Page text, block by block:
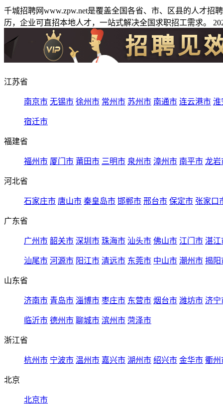
千城招聘网www.zpw.net是覆盖全国各省、市、区县的人才
历，企业可直招本地人才，一站式解决全国求职招工需求。
江苏省
南京市 无锡市 徐州市 常州市 苏州市 南通市 连云港市 淮
宿迁市
福建省
福州市 厦门市 莆田市 三明市 泉州市 漳州市 南平市 龙岩
河北省
石家庄市 唐山市 秦皇岛市 邯郸市 邢台市 保定市 张家口
广东省
广州市 韶关市 深圳市 珠海市 汕头市 佛山市 江门市 湛江
汕尾市 河源市 阳江市 清远市 东莞市 中山市 潮州市 揭阳
山东省
济南市 青岛市 淄博市 枣庄市 东营市 烟台市 潍坊市 济宁
临沂市 德州市 聊城市 滨州市 菏泽市
浙江省
杭州市 宁波市 温州市 嘉兴市 湖州市 绍兴市 金华市 衢州
北京
北京市